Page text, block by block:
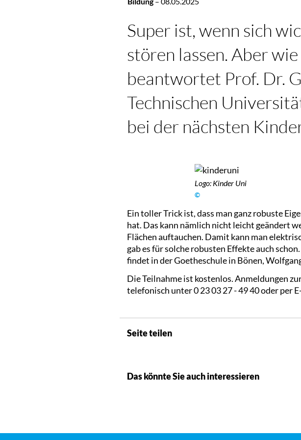
Super ist, wenn sich
stören lassen. Aber
beantwortet Prof. Dr.
Technischen
bei der nächsten
Logo: Kinder Uni
©
Ein toller Trick ist, dass man ganz robuste
hat. Das kann nämlich nicht leicht geändert
Flächen auftauchen. Damit kann man
gab es für solche robusten Effekte auch
findet in der Goetheschule in Bönen,
Die Teilnahme ist kostenlos. Anmeldungen
telefonisch unter 0 23 03 27 - 49 40 oder per
Seite teilen
Das könnte Sie auch interessieren